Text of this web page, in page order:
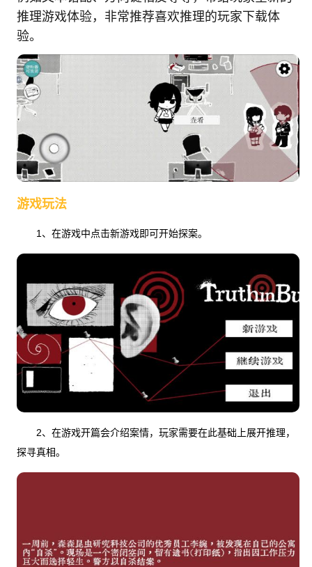
推理游戏体验，非常推荐喜欢推理的玩家下载体
验。
游戏玩法
1、在游戏中点击新游戏即可开始探案。
2、在游戏开篇会介绍案情，玩家需要在此基础上展开推理，
探寻真相。